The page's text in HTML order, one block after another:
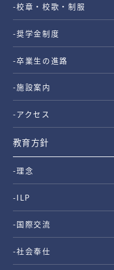
-校章・校歌・制服
-奨学金制度
-卒業生の進路
-施設案内
-アクセス
教育方針
-理念
-ILP
-国際交流
-社会奉仕